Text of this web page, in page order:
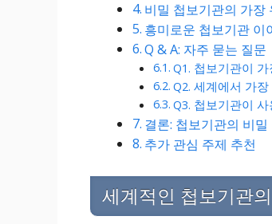
비밀 첩보기관의 가장
흥미로운 첩보기관 이
Q & A: 자주 묻는 질문
Q1. 첩보기관이
Q2. 세계에서 가
Q3. 첩보기관이
결론: 첩보기관의 비
추가 관심 주제 추천
세계적인 첩보기관